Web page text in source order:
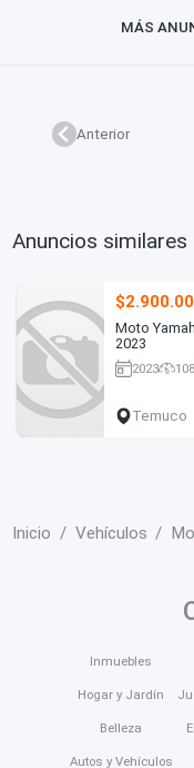
MÁS
Anterior
Anuncios
Moto
2023
2023
Temuco
Inicio Vehículos
Inmuebles
Hogar y Jardín
Belleza
Autos y Vehículos